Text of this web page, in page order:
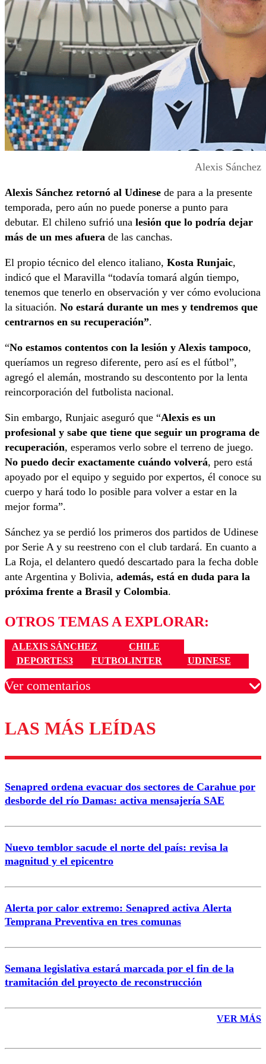
Alexis Sánchez
Alexis Sánchez retornó al Udinese de para a la presente
temporada, pero aún no puede ponerse a punto para
debutar. El chileno sufrió una lesión que lo podría dejar
más de un mes afuera de las canchas.
El propio técnico del elenco italiano, Kosta Runjaic,
indicó que el Maravilla “todavía tomará algún tiempo,
tenemos que tenerlo en observación y ver cómo evoluciona
la situación. No estará durante un mes y tendremos que
centrarnos en su recuperación”.
“No estamos contentos con la lesión y Alexis tampoco,
queríamos un regreso diferente, pero así es el fútbol”,
agregó el alemán, mostrando su descontento por la lenta
reincorporación del futbolista nacional.
Sin embargo, Runjaic aseguró que “Alexis es un
profesional y sabe que tiene que seguir un programa de
recuperación, esperamos verlo sobre el terreno de juego.
No puedo decir exactamente cuándo volverá, pero está
apoyado por el equipo y seguido por expertos, él conoce su
cuerpo y hará todo lo posible para volver a estar en la
mejor forma”.
Sánchez ya se perdió los primeros dos partidos de Udinese
por Serie A y su reestreno con el club tardará. En cuanto a
La Roja, el delantero quedó descartado para la fecha doble
ante Argentina y Bolivia, además, está en duda para la
próxima frente a Brasil y Colombia.
OTROS TEMAS A EXPLORAR:
ALEXIS SÁNCHEZ
CHILE
DEPORTES3
FUTBOLINTER UDINESE
Ver comentarios
Los comentarios son moderados para garantizar un
diálogo respetuoso.
Nombre
Correo
LAS MÁS LEÍDAS
Senapred ordena evacuar dos sectores de Carahue por
desborde del río Damas: activa mensajería SAE
Nuevo temblor sacude el norte del país: revisa la
magnitud y el epicentro
Alerta por calor extremo: Senapred activa Alerta
Temprana Preventiva en tres comunas
Semana legislativa estará marcada por el fin de la
tramitación del proyecto de reconstrucción
VER MÁS